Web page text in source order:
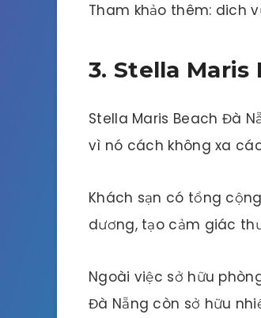
Tham khảo thêm: dich
3. Stella Maris
Stella Maris Beach Đà
vì nó cách không xa
Khách sạn có tổng
dương, tạo cảm giác
Ngoài việc sở hữu
Đà Nẵng còn sở hữu